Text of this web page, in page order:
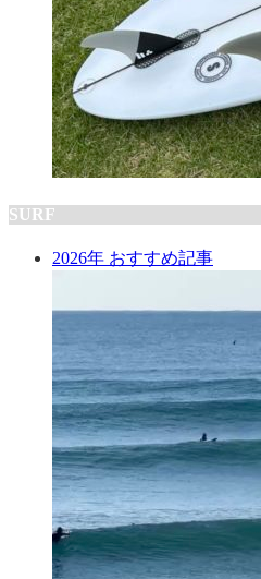
SURF
2026年 おすすめ記事